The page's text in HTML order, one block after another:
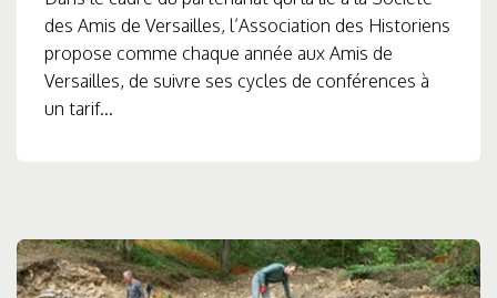
des Amis de Versailles, l’Association des Historiens
propose comme chaque année aux Amis de
Versailles, de suivre ses cycles de conférences à
un tarif...